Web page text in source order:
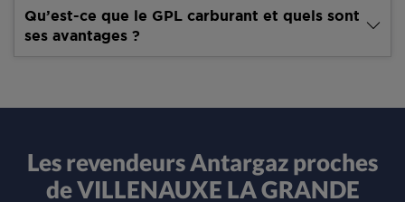
Qu’est-ce que le GPL carburant et quels sont
ses avantages ?
Les revendeurs Antargaz proches
de VILLENAUXE LA GRANDE